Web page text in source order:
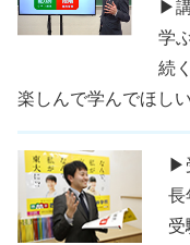
▶
学
続
楽しんで学んでほし
▶
長
受